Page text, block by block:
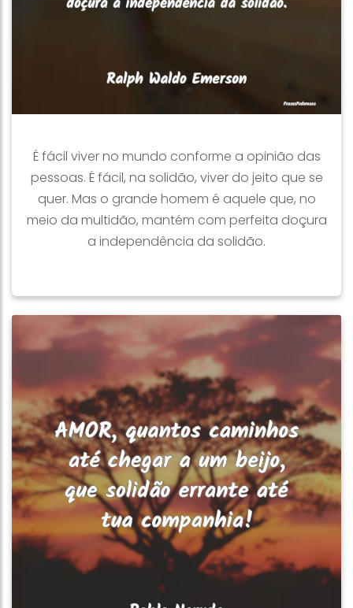
É fácil viver no mundo conforme a opinião das
pessoas. É fácil, na solidão, viver do jeito que se
quer. Mas o grande homem é aquele que, no
meio da multidão, mantém com perfeita doçura
a independência da solidão.